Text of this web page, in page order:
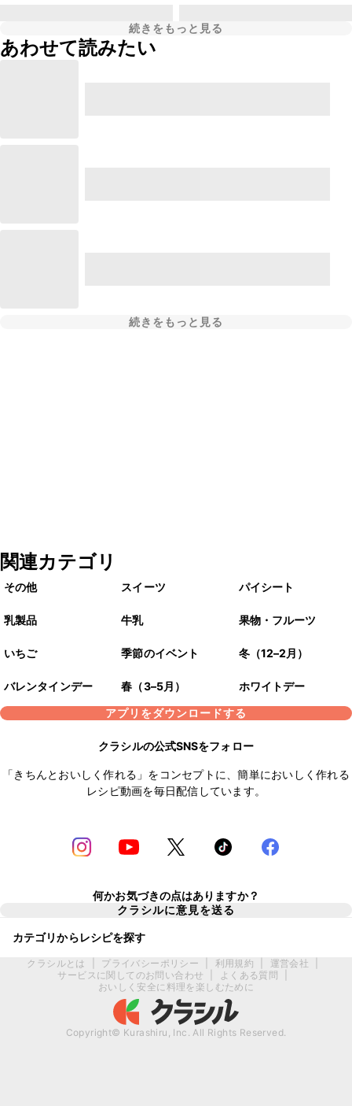
続きをもっと見る
あわせて読みたい
続きをもっと見る
関連カテゴリ
その他 スイーツ パイシート
乳製品 牛乳 果物・フルーツ
いちご 季節のイベント 冬（12–2月）
バレンタインデー 春（3–5月）
ホワイトデー
アプリをダウンロードする
クラシルの公式SNSをフォロー
「きちんとおいしく作れる」をコンセプトに、簡単においしく作れる
レシピ動画を毎日配信しています。
何かお気づきの点はありますか？
クラシルに意見を送る
カテゴリからレシピを探す
クラシルとは プライバシーポリシー 利用規約 運営会社
サービスに関してのお問い合わせ
よくある質問
おいしく安全に料理を楽しむために
Copyright© Kurashiru, Inc. All Rights Reserved.